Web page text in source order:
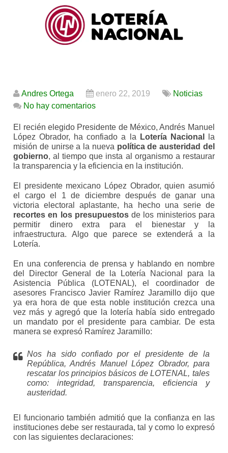
Andres Ortega enero 22, 2019
Noticias
No hay comentarios
El recién elegido Presidente de México, Andrés Manuel
López Obrador, ha confiado a la
Lotería Nacional
la
misión de unirse a la nueva política de austeridad del
gobierno, al tiempo que insta al organismo a restaurar
la transparencia y la eficiencia en la institución.
El presidente mexicano López Obrador, quien asumió
el cargo el 1 de diciembre después de ganar una
victoria electoral aplastante, ha hecho una serie de
recortes en los presupuestosde los ministerios para
permitir dinero extra para el bienestar y la
infraestructura. Algo que parece se extenderá a la
Lotería.
En una conferencia de prensa y hablando en nombre
del Director General de la Lotería Nacional para la
Asistencia Pública (LOTENAL), el coordinador de
asesores Francisco Javier Ramírez Jaramillo dijo que
ya era hora de que esta noble institución crezca una
vez más y agregó que la lotería había sido entregado
un mandato por el presidente para cambiar. De esta
manera se expresó Ramírez Jaramillo:
Nos ha sido confiado por el presidente de la
República, Andrés Manuel López Obrador, para
rescatar los principios básicos de LOTENAL, tales
como: integridad, transparencia, eficiencia y
austeridad.
El funcionario también admitió que la confianza en las
instituciones debe ser restaurada, tal y como lo expresó
con las siguientes declaraciones: